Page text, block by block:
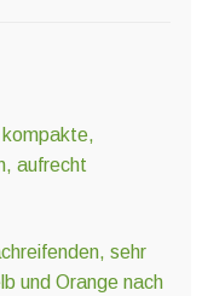
kompakte,
aufrecht
sehr
und Orange nach